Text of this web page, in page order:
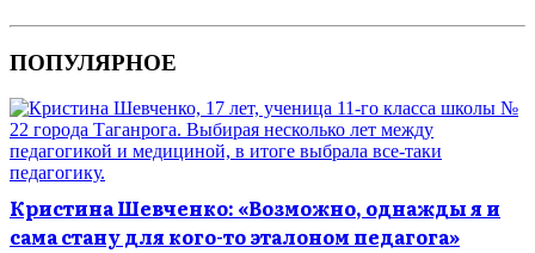
ПОПУЛЯРНОЕ
Кристина Шевченко: «Возможно, однажды я и
сама стану для кого-то эталоном педагога»